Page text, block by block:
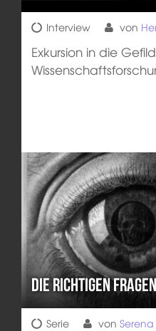
Interview von
Exkursion in die
Die richtigen Fragen
Serie von